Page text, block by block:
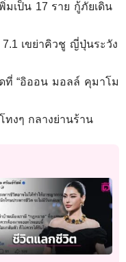
มเป็น 17 ราย กู้ภัยเดิน
เขย่าคิวชู ญี่ปุ่นระวัง
ที่ “อิออน มอลล์ คุมาโม
ทงๆ กลางย่านร้าน